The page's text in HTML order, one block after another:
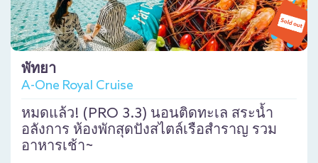
พัทยา
A-One Royal Cruise
หมดแล้ว! (PRO 3.3) นอนติดทะเล สระน้ำ
อลังการ ห้องพักสุดปังสไตล์เรือสำราญ รวม
อาหารเช้า~